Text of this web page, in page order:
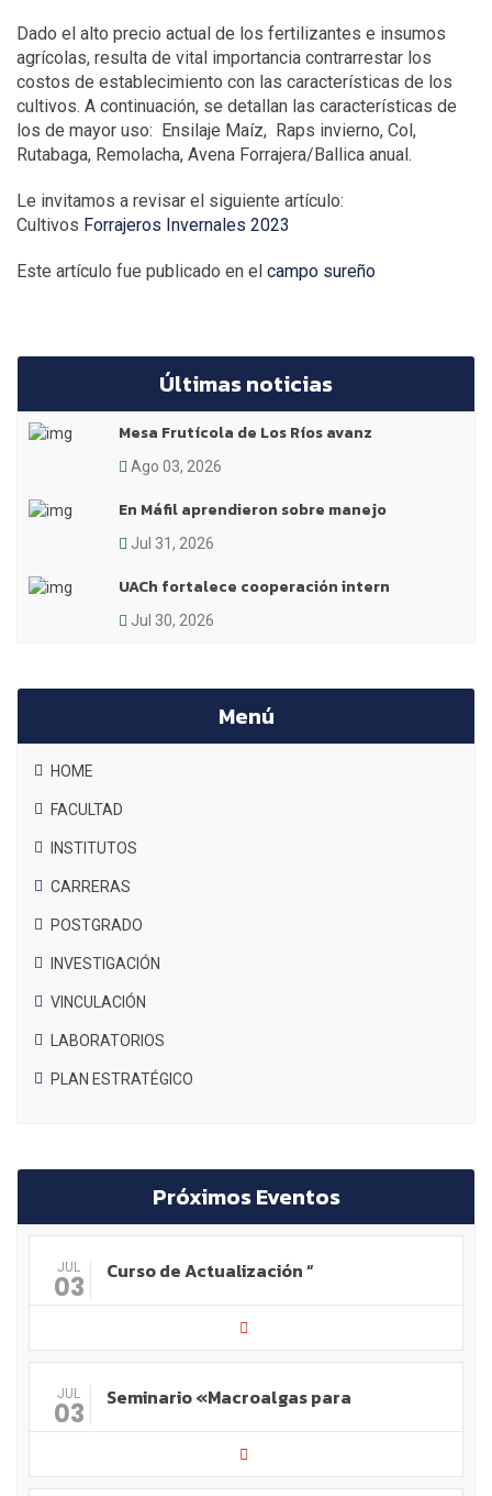
Dado el alto precio actual de los fertilizantes e insumos
agrícolas, resulta de vital importancia contrarrestar los
costos de establecimiento con las características de los
cultivos. A continuación, se detallan las características de
los de mayor uso: Ensilaje Maíz, Raps invierno, Col,
Rutabaga, Remolacha, Avena Forrajera/Ballica anual.
Le invitamos a revisar el siguiente artículo:
Cultivos Forrajeros Invernales 2023
Este artículo fue publicado en el campo sureño
Últimas noticias
Mesa Frutícola de Los Ríos avanz
Ago 03, 2026
En Máfil aprendieron sobre manejo
Jul 31, 2026
UACh fortalece cooperación intern
Jul 30, 2026
Menú
HOME
FACULTAD
INSTITUTOS
CARRERAS
POSTGRADO
INVESTIGACIÓN
VINCULACIÓN
LABORATORIOS
PLAN ESTRATÉGICO
Próximos Eventos
JUL
03 Curso de Actualización “
JUL
03 Seminario «Macroalgas para